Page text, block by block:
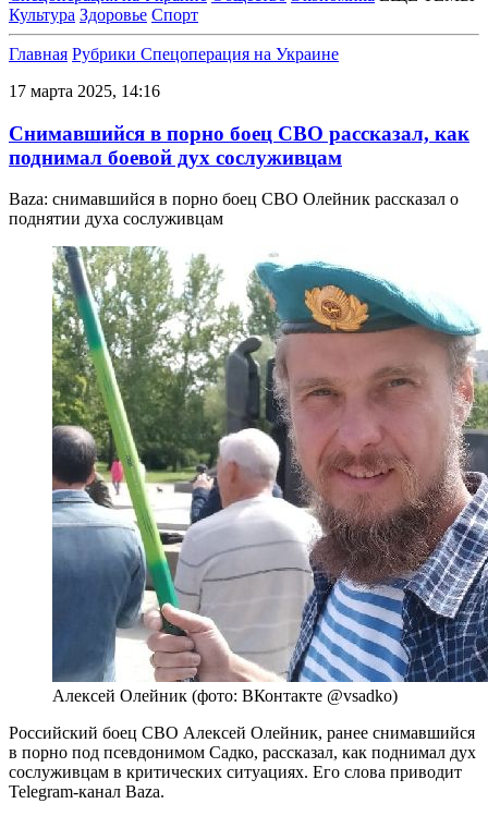
Культура Здоровье Спорт
Главная Рубрики Спецоперация на Украине
17 марта 2025, 14:16
Снимавшийся в порно боец СВО рассказал, как
поднимал боевой дух сослуживцам
Baza: снимавшийся в порно боец СВО Олейник рассказал о
поднятии духа сослуживцам
Алексей Олейник (фото: ВКонтакте @vsadko)
Российский боец СВО Алексей Олейник, ранее снимавшийся
в порно под псевдонимом Садко, рассказал, как поднимал дух
сослуживцам в критических ситуациях. Его слова приводит
Telegram-канал Baza.